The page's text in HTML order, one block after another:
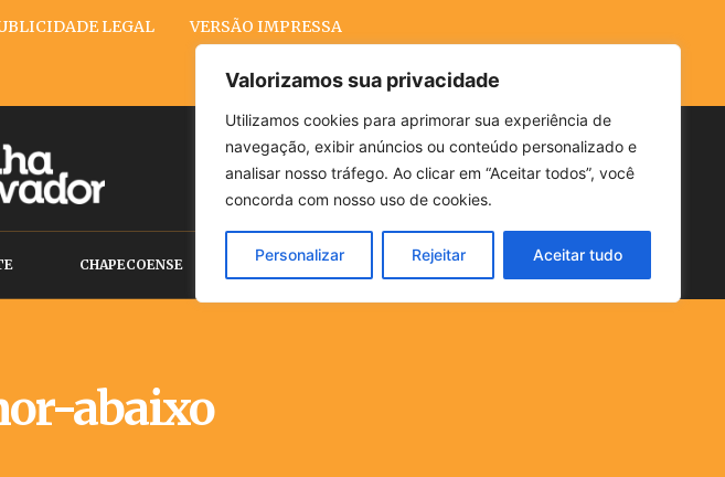
Valorizamos sua privacidade
Utilizamos cookies para aprimorar sua experiência de
navegação, exibir anúncios ou conteúdo personalizado e
analisar nosso tráfego. Ao clicar em “Aceitar todos”, você
concorda com nosso uso de cookies.
Personalizar Rejeitar Aceitar tudo
LEGAL VERSÃO IMPRESSA
Buscar
CHAPECOENSE POLÍTICA CLIMA ECONOMIA
abaixo